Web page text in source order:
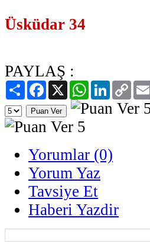
Üsküdar 34
PAYLAŞ :
PaylaşFacebook
X WhatsAppLinkedIn
Copy
Link
Yorumlar (0)
Yorum Yaz
Tavsiye Et
Haberi Yazdir